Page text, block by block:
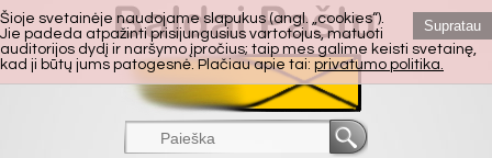
Supratau
Šioje svetainėje naudojame slapukus (angl. „cookies“).
Jie padeda atpažinti prisijungusius vartotojus, matuoti
auditorijos dydį ir naršymo įpročius; taip mes galime keisti svetainę,
kad ji būtų jums patogesnė. Plačiau apie tai: privatumo politika.